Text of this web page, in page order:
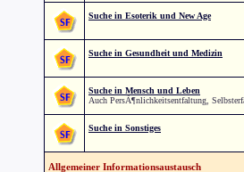
Suche in Esoterik und New Age
Suche in Gesundheit und Medizin
Suche in Mensch und Leben
Auch PersÃ¶nlichkeitsentfaltung,
Suche in Sonstiges
Allgemeiner Informationsaustausch